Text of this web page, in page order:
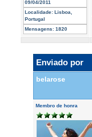
09/04/2011
Localidade: Lisboa,
Portugal
Mensagens: 1820
Enviado por
belarose
Membro de honra